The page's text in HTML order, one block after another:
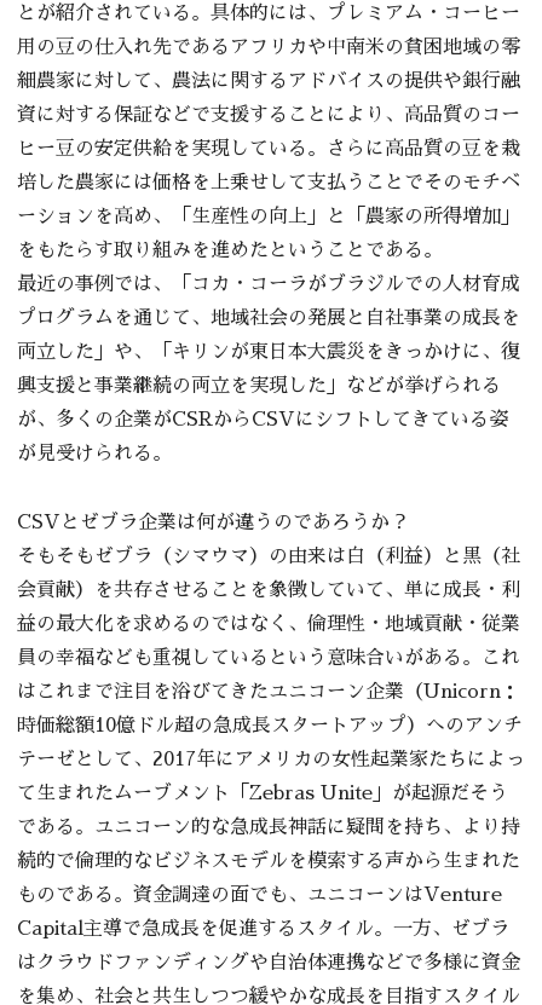
とが紹介されている。具体的には、プレミアム・コーヒー
用の豆の仕入れ先であるアフリカや中南米の貧困地域の零
細農家に対して、農法に関するアドバイスの提供や銀行融
資に対する保証などで支援することにより、高品質のコー
ヒー豆の安定供給を実現している。さらに高品質の豆を栽
培した農家には価格を上乗せして支払うことでそのモチベ
ーションを高め、「生産性の向上」と「農家の所得増加」
をもたらす取り組みを進めたということである。
最近の事例では、「コカ・コーラがブラジルでの人材育成
プログラムを通じて、地域社会の発展と自社事業の成長を
両立した」や、「キリンが東日本大震災をきっかけに、復
興支援と事業継続の両立を実現した」などが挙げられる
が、多くの企業がCSRからCSVにシフトしてきている姿
が見受けられる。
CSVとゼブラ企業は何が違うのであろうか？
そもそもゼブラ（シマウマ）の由来は白（利益）と黒（社
会貢献）を共存させることを象徴していて、単に成長・利
益の最大化を求めるのではなく、倫理性・地域貢献・従業
員の幸福なども重視しているという意味合いがある。これ
はこれまで注目を浴びてきたユニコーン企業（Unicorn：
時価総額10億ドル超の急成長スタートアップ）へのアンチ
テーゼとして、2017年にアメリカの女性起業家たちによっ
て生まれたムーブメント「Zebras Unite」が起源だそう
である。ユニコーン的な急成長神話に疑問を持ち、より持
続的で倫理的なビジネスモデルを模索する声から生まれた
ものである。資金調達の面でも、ユニコーンはVenture
Capital主導で急成長を促進するスタイル。一方、ゼブラ
はクラウドファンディングや自治体連携などで多様に資金
を集め、社会と共生しつつ緩やかな成長を目指すスタイル